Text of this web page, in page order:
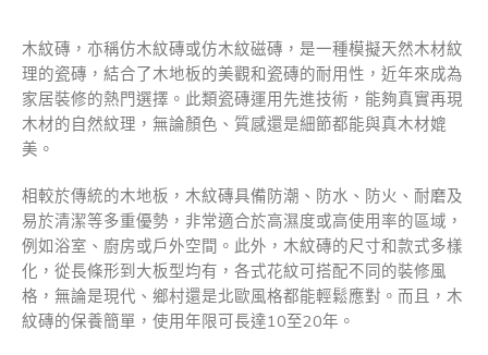
木紋磚，亦稱仿木紋磚或仿木紋磁磚，是一種模擬天然木材紋
理的瓷磚，結合了木地板的美觀和瓷磚的耐用性，近年來成為
家居裝修的熱門選擇。此類瓷磚運用先進技術，能夠真實再現
木材的自然紋理，無論顏色、質感還是細節都能與真木材媲
美。
相較於傳統的木地板，木紋磚具備防潮、防水、防火、耐磨及
易於清潔等多重優勢，非常適合於高濕度或高使用率的區域，
例如浴室、廚房或戶外空間。此外，木紋磚的尺寸和款式多樣
化，從長條形到大板型均有，各式花紋可搭配不同的裝修風
格，無論是現代、鄉村還是北歐風格都能輕鬆應對。而且，木
紋磚的保養簡單，使用年限可長達10至20年。